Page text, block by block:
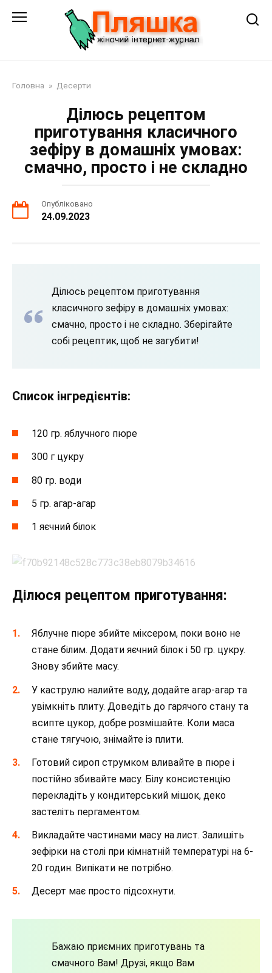
Головна » Десерти
Ділюсь рецептом
приготування класичного
зефіру в домашніх умовах:
смачно, просто і не складно
Опубліковано
24.09.2023
Ділюсь рецептом приготування
класичного зефіру в домашніх умовах:
смачно, просто і не складно. Зберігайте
собі рецептик, щоб не загубити!
Список інгредієнтів:
120 гр. яблучного пюре
300 г цукру
80 гр. води
5 гр. агар-агар
1 яєчний білок
Ділюся рецептом приготування:
Яблучне пюре збийте міксером, поки воно не
стане білим. Додати яєчний білок і 50 гр. цукру.
Знову збийте масу.
У каструлю налийте воду, додайте агар-агар та
увімкніть плиту. Доведіть до гарячого стану та
всипте цукор, добре розмішайте. Коли маса
стане тягучою, знімайте із плити.
Готовий сироп струмком вливайте в пюре і
постійно збивайте масу. Білу консистенцію
перекладіть у кондитерський мішок, деко
застеліть пергаментом.
Викладайте частинами масу на лист. Залишіть
зефірки на столі при кімнатній температурі на 6-
20 годин. Випікати не потрібно.
Десерт має просто підсохнути.
Бажаю приємних приготувань та
смачного Вам! Друзі, якщо Вам